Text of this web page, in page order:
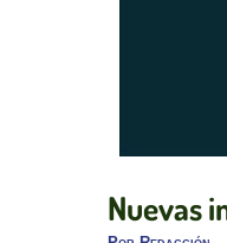
Nuevas